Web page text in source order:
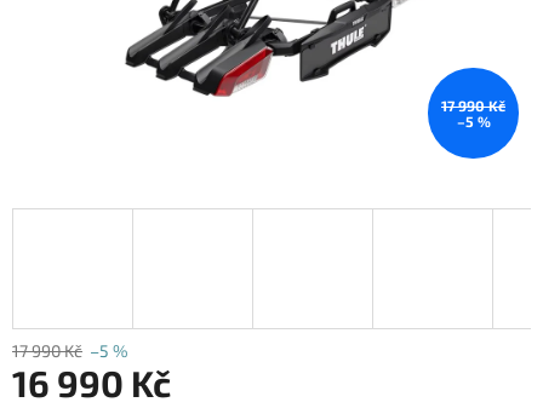
17 990 Kč
–5 %
17 990 Kč –5 %
16 990 Kč